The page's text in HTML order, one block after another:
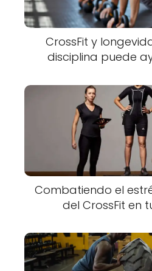
CrossFit y
disciplina puede
Combatiendo el
del CrossFit en